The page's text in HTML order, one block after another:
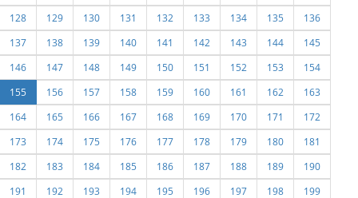
128
129 130 131 132 133 134 135
136
137
138 139 140 141 142 143 144
145
146
147 148 149 150 151 152 153
154
155
156 157 158 159 160 161 162
163
164
165 166 167 168 169 170 171
172
173
174 175 176 177 178 179 180
181
182
183 184 185 186 187 188 189
190
191
192 193 194 195 196 197 198
199